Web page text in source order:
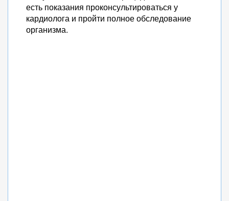
есть показания проконсультироваться у
кардиолога и пройти полное обследование
организма.